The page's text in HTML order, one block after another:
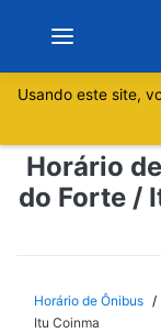
Sobre
Usando este site,
Horário
do Forte /
Horário de Ônibus
Itu Coinma